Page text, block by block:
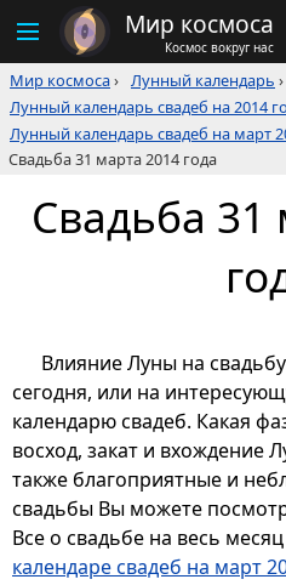
Мир космоса
Космос вокруг нас
Мир космоса› Лунный календарь ›
Лунный календарь свадеб на 2014
Лунный календарь свадеб на март
Свадьба 31 марта 2014 года
Свадьба 31
Влияние Луны на
сегодня, или на
календарю свадеб. Какая
восход, закат и вхождение
также благоприятные и
свадьбы Вы можете
Все о свадьбе на весь
календаре свадеб на март